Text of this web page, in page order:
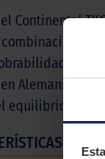
Continental
el
Alemania, el
equilibrio